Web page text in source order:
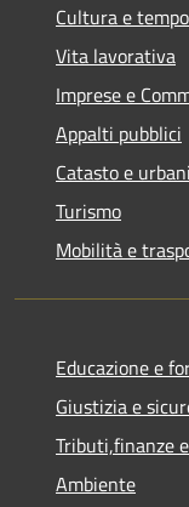
Cultura e
Vita lavorativa
Imprese e
Appalti pubblici
Catasto e
Turismo
Mobilità e
Educazione e
Giustizia e
Tributi,finanze
Ambiente